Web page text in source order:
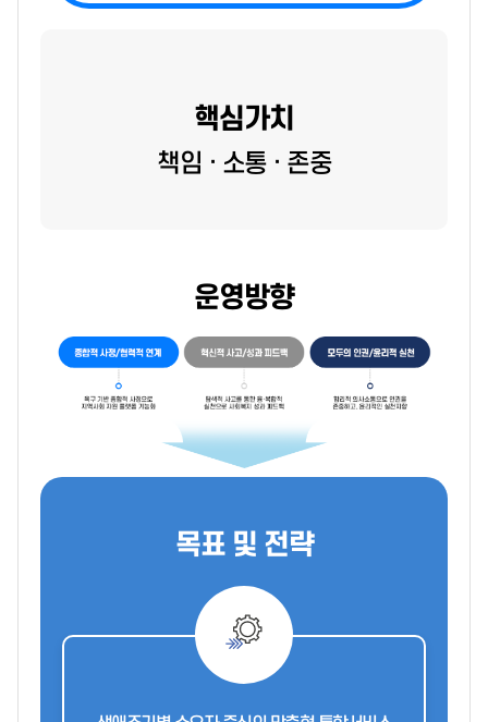
핵심가치
책임 · 소통 · 존중
운영방향
목표 및 전략